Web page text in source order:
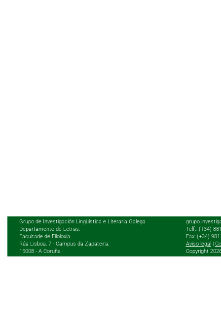
Grupo de Investigación Lingüística e Literaria Galega
Departamento de Letras.
Facultade de Filoloxía
Rúa Lisboa, 7 - Campus da Zapateira,
15008 - A Coruña
Telf.: (+34)
Fax: (+34)
Aviso legal
Copyright